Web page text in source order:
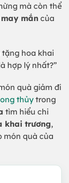
mà còn thể
mắn của
tặng hoa khai
hợp lý nhất?”
quà giảm đi
thủytrong
tìm hiểu chi
khai trương,
món quà của